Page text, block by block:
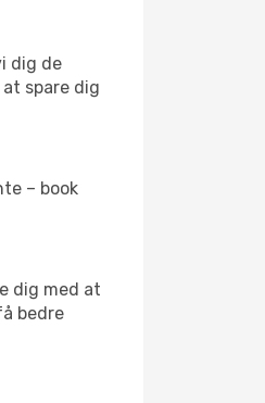
dig de
spare dig
– book
dig med at
bedre